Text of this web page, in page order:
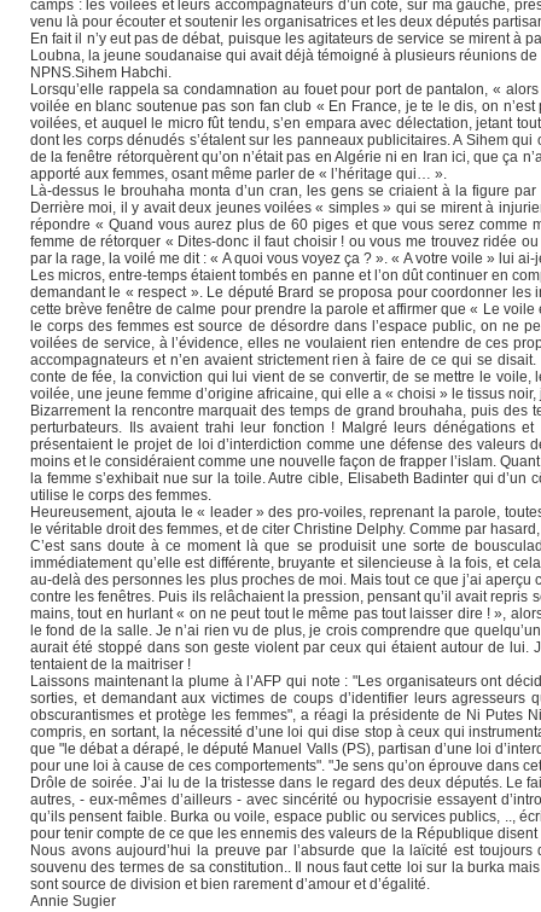
camps : les voilées et leurs accompagnateurs d’un côté, sur ma gauche,
venu là pour écouter et soutenir les organisatrices et les deux députés
En fait il n’y eut pas de débat, puisque les agitateurs de service se mirent à
Loubna, la jeune soudanaise qui avait déjà témoigné à plusieurs réunions de
NPNS.Sihem Habchi.
Lorsqu’elle rappela sa condamnation au fouet pour port de pantalon, «
voilée en blanc soutenue pas son fan club « En France, je te le dis, on
voilées, et auquel le micro fût tendu, s’en empara avec délectation, jetant
dont les corps dénudés s’étalent sur les panneaux publicitaires. A Sihem
de la fenêtre rétorquèrent qu’on n’était pas en Algérie ni en Iran ici, que ça
apporté aux femmes, osant même parler de « l’héritage qui… ».
Là-dessus le brouhaha monta d’un cran, les gens se criaient à la figure
Derrière moi, il y avait deux jeunes voilées « simples » qui se mirent à
répondre « Quand vous aurez plus de 60 piges et que vous serez comme
femme de rétorquer « Dites-donc il faut choisir ! ou vous me trouvez ridée
par la rage, la voilé me dit : « A quoi vous voyez ça ? ». « A votre voile » lui
Les micros, entre-temps étaient tombés en panne et l’on dût continuer en
demandant le « respect ». Le député Brard se proposa pour coordonner
cette brève fenêtre de calme pour prendre la parole et affirmer que « Le
le corps des femmes est source de désordre dans l’espace public, on
voilées de service, à l’évidence, elles ne voulaient rien entendre de ces
accompagnateurs et n’en avaient strictement rien à faire de ce qui se
conte de fée, la conviction qui lui vient de se convertir, de se mettre le
voilée, une jeune femme d’origine africaine, qui elle a « choisi » le tissus
Bizarrement la rencontre marquait des temps de grand brouhaha, puis
perturbateurs. Ils avaient trahi leur fonction ! Malgré leurs dénégations
présentaient le projet de loi d’interdiction comme une défense des
moins et le considéraient comme une nouvelle façon de frapper l’islam.
la femme s’exhibait nue sur la toile. Autre cible, Elisabeth Badinter qui
utilise le corps des femmes.
Heureusement, ajouta le « leader » des pro-voiles, reprenant la parole,
le véritable droit des femmes, et de citer Christine Delphy. Comme par
C’est sans doute à ce moment là que se produisit une sorte de
immédiatement qu’elle est différente, bruyante et silencieuse à la fois, et
au-delà des personnes les plus proches de moi. Mais tout ce que j’ai
contre les fenêtres. Puis ils relâchaient la pression, pensant qu’il avait
mains, tout en hurlant « on ne peut tout le même pas tout laisser dire ! »,
le fond de la salle. Je n’ai rien vu de plus, je crois comprendre que
aurait été stoppé dans son geste violent par ceux qui étaient autour de lui.
tentaient de la maitriser !
Laissons maintenant la plume à l’AFP qui note : "Les organisateurs ont
sorties, et demandant aux victimes de coups d’identifier leurs
obscurantismes et protège les femmes", a réagi la présidente de Ni Putes
compris, en sortant, la nécessité d’une loi qui dise stop à ceux qui
que "le débat a dérapé, le député Manuel Valls (PS), partisan d’une loi
pour une loi à cause de ces comportements". "Je sens qu’on éprouve dans
Drôle de soirée. J’ai lu de la tristesse dans le regard des deux députés. Le
autres, - eux-mêmes d’ailleurs - avec sincérité ou hypocrisie essayent
qu’ils pensent faible. Burka ou voile, espace public ou services publics, ..,
pour tenir compte de ce que les ennemis des valeurs de la République disent
Nous avons aujourd’hui la preuve par l’absurde que la laïcité est
souvenu des termes de sa constitution.. Il nous faut cette loi sur la burka
sont source de division et bien rarement d’amour et d’égalité.
Annie Sugier